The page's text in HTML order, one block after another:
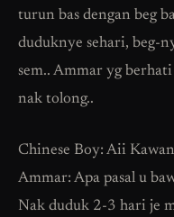
turun bas dengan beg
duduknye sehari, beg-
sem.. Ammar yg
nak tolong..
Chinese Boy: Aii
Ammar: Apa pasal u
Nak duduk 2-3 hari je